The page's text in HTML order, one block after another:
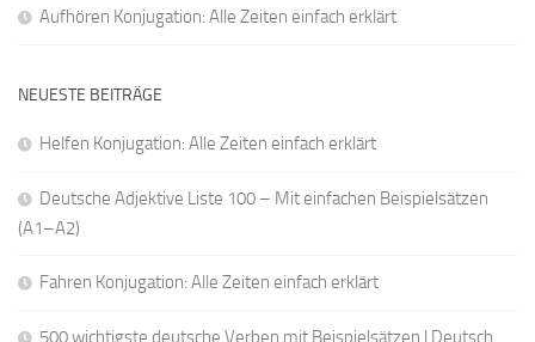
Aufhören Konjugation: Alle Zeiten einfach erklärt
NEUESTE BEITRÄGE
Helfen Konjugation: Alle Zeiten einfach erklärt
Deutsche Adjektive Liste 100 – Mit einfachen Beispielsätzen
(A1–A2)
Fahren Konjugation: Alle Zeiten einfach erklärt
500 wichtigste deutsche Verben mit Beispielsätzen | Deutsch